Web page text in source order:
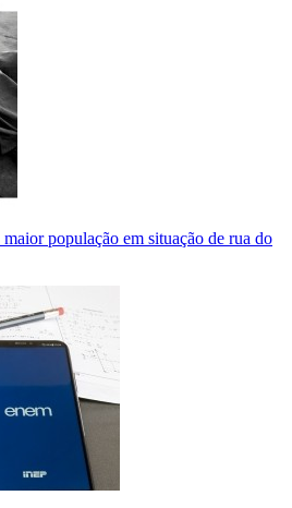
população em situação de rua do